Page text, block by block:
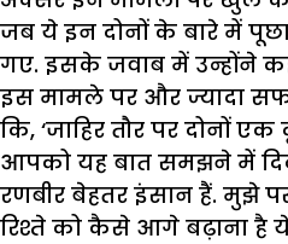
जब ये इन दोनों के बारे में
गए. इसके जवाब में उन्होंने
इस मामले पर और ज्यादा
कि, ‘जाहिर तौर पर दोनों
आपको यह बात समझने में
रणबीर बेहतर इंसान हैं. मुझे
रिश्ते को कैसे आगे बढ़ाना है